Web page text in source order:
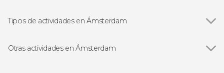
Barrio judío de Ámsterdam
Rijksmuseum
Tipos de actividades en Ámsterdam
Free tours en Ámsterdam
Otras actividades en Ámsterdam